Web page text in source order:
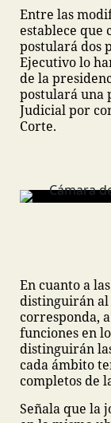
Entre las
establece que
postulará dos
Ejecutivo lo
de la
postulará una
Judicial por
Corte.
En cuanto a
distinguirán al
corresponda,
funciones en
distinguirán
cada ámbito
completos de
Señala que la